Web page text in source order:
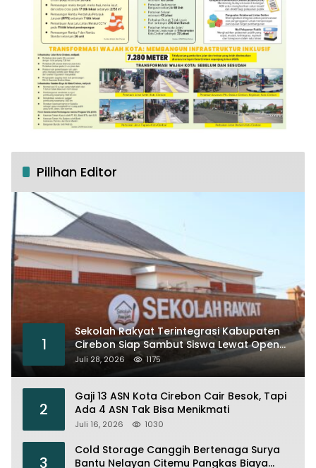
Pilihan Editor
1
Sekolah Rakyat Terintegrasi Kabupaten
Cirebon Siap Sambut Siswa Lewat Open
House dan MPLS
Juli 28, 2026 1175
2
Gaji 13 ASN Kota Cirebon Cair Besok, Tapi
Ada 4 ASN Tak Bisa Menikmati
Juli 16, 2026 1030
3
Cold Storage Canggih Bertenaga Surya
Bantu Nelayan Citemu Pangkas Biaya